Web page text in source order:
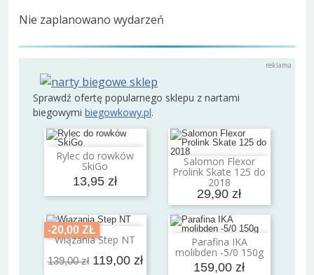
Nie zaplanowano wydarzeń
Sprawdź ofertę popularnego sklepu z nartami
biegowymi biegowkowy.pl.
Rylec do rowków
SkiGo
13,95 zł
Dodaj do koszyka Salomon Flexor
Prolink Skate 125 do
2018
29,90 zł
Dodaj do koszyka
-20,00 ZŁ
Wiązania Step NT
139,00 zł 119,00 zł
Dodaj do koszyka Parafina IKA
molibden -5/0 150g
159,00 zł
Dodaj do koszyka